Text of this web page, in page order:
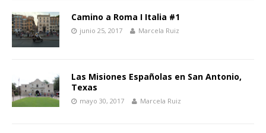
Camino a Roma I Italia #1
junio 25, 2017 Marcela Ruiz
Las Misiones Españolas en San Antonio,
Texas
mayo 30, 2017 Marcela Ruiz